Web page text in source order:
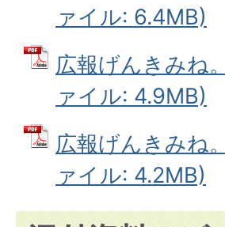
ァイル: 6.4MB)
広報げんきみね
ァイル: 4.9MB)
広報げんきみね
ァイル: 4.2MB)